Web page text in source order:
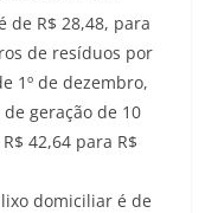
de R$ 28,48, para
de resíduos por
1º de dezembro,
geração de 10
42,64 para R$
domiciliar é de